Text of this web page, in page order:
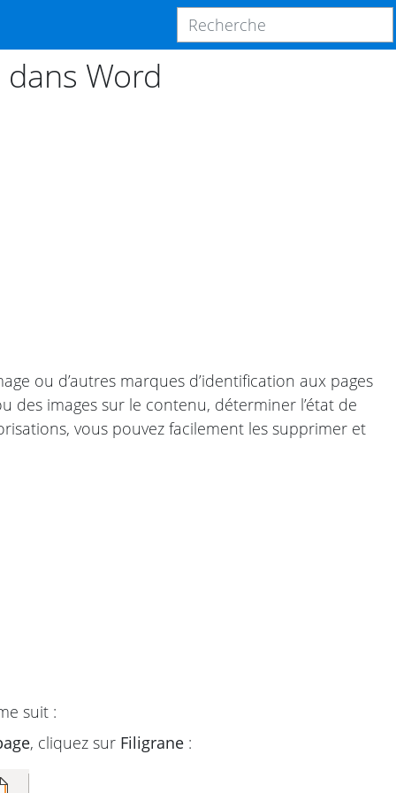
Word
ou d’autres marques d’identification aux pages
images sur le contenu, déterminer l’état de
vous pouvez facilement les supprimer et
suit :
, cliquez sur Filigrane :